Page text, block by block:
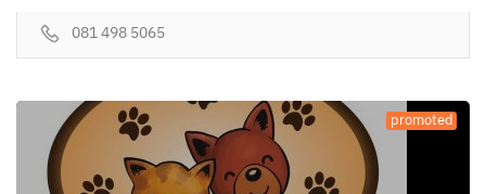
081 498 5065
promoted